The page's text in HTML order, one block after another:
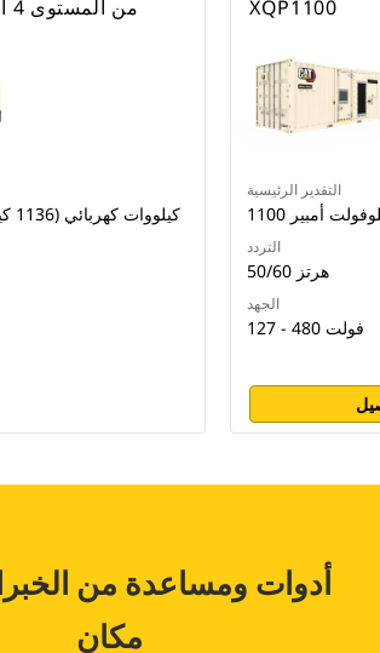
XQ1140 من المستوى 4 النهائي
910 كيلووات كهربائي (1136 كيلوفولت أمبير)
XQP1100
التقدير الرئيسية
كيلوفولت أمبير
التردد
50/60 هرتز
الجهد
127 - 480 فولت
أدوات ومساعدة من
مكان